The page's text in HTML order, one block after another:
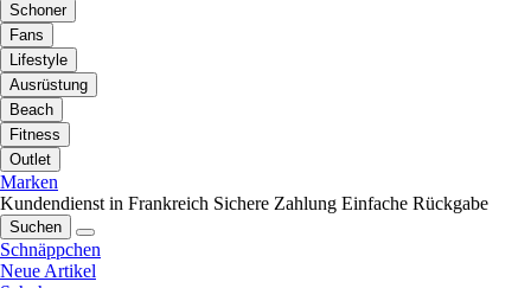
Schoner
Fans
Lifestyle
Ausrüstung
Beach
Fitness
Outlet
Marken
Kundendienst in Frankreich Sichere Zahlung Einfache Rückgabe
Suchen
Schnäppchen
Neue Artikel